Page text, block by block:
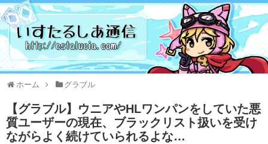
ホーム グラブル
【グラブル】ウニアやHLワンパンをしていた悪
質ユーザーの現在、ブラックリスト扱いを受け
ながらよく続けていられるよな…